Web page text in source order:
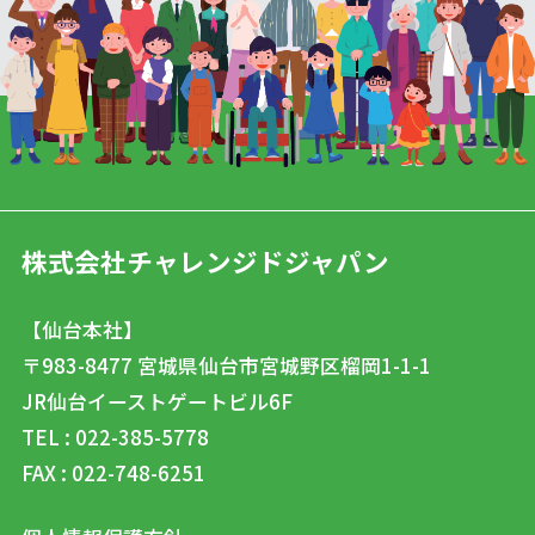
株式会社チャレンジドジャパン
【仙台本社】
〒983-8477 宮城県仙台市宮城野区榴岡1-1-1
JR仙台イーストゲートビル6F
TEL : 022-385-5778
FAX : 022-748-6251